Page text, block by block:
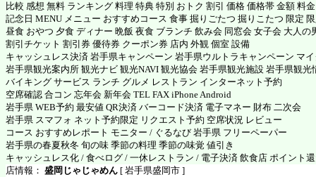
比較 感想 無料 ランキング 料理 特典 特別 おトク 割引 価格 価格帯 金額 料
記念日 MENU メニュー おすすめコース 食事 掘りごたつ 掘りこたつ 限定
昼食 おやつ 夕食 ディナー 晩飯 夜食 ブランチ 飲み会 同窓会 女子会 大人の
割引チケット 割引券 優待券 クーポン券 店内 外観 個室 設備
キャッシュレス決済 岩手県キャンペーン 岩手県ウルトラキャンペーン マ
岩手県観光案内所 観光ナビ 観光NAVI 観光協会 岩手県観光施設 岩手県観光
バイキング サービス ランチ グルメ レストラン インターネット予約
空席確認 合コン 忘年会 新年会 TEL FAX iPhone Android
岩手県 WEB予約 最安値 QR決済 バーコード決済 電子マネー 財布 二次会
岩手県 スマフォ ネット予約限定 リクエスト予約 空席状況 レビュー
コース おすすめレポート モニター / ぐるなび 岩手県 フリーペーパー
岩手県の春夏秋冬 旬の味 季節の料理 季節の味覚 値引き
キャッシュレス化 / 食べログ / 一休レストラン / 電子決済 飲食店 ポイント
店情報： 盛岡じゃじゃめん [ 岩手県盛岡市 ]